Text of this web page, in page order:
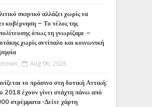
σκηνικό αλλάζει χωρίς να
κυβέρνηση – Το τέλος της
όπως τη γνωρίζαμε –
χωρίς αντίπαλο και κοινωνική
Aug 06, 2026
το πράσινο στη δυτική Αττική:
2018 έχουν γίνει στάχτη πάνω από
στρέμματα -Δείτε χάρτη